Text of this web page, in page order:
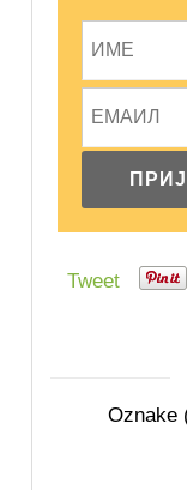
Tweet
Oznake